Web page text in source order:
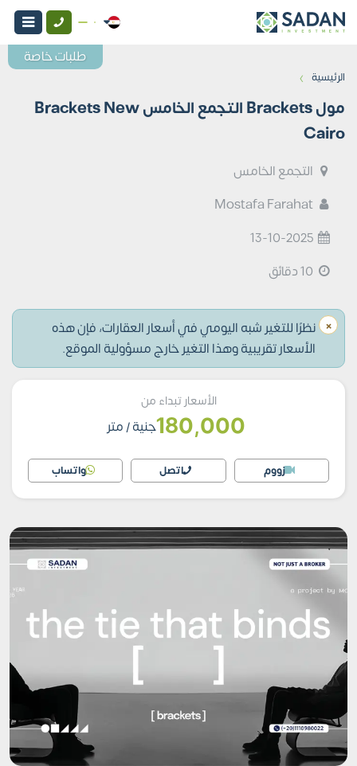
الرئيسية ›
مول Brackets التجمع الخامس Brackets New
Cairo
التجمع الخامس
Mostafa Farahat
13-10-2025
× نظرًا للتغير شبه اليومي في أسعار العقارات، فإن هذه
الأسعار تقريبية وهذا التغير خارج مسؤولية الموقع.
الأسعار تبداء من
180,000جنية/ متر
زووم اتصل واتساب
طلبات خاصة